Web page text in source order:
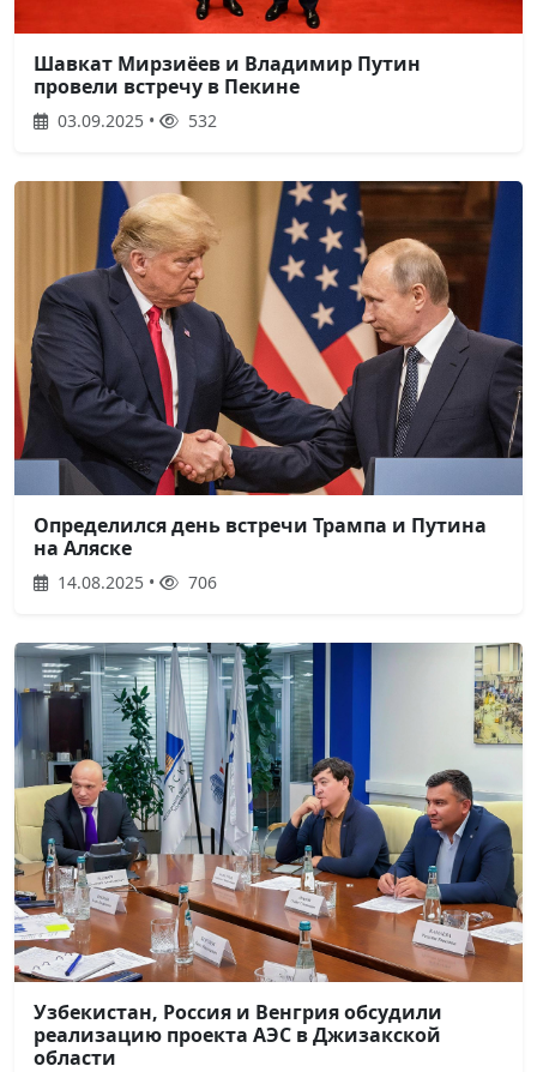
Шавкат Мирзиёев и Владимир Путин
провели встречу в Пекине
03.09.2025 • 532
Определился день встречи Трампа и Путина
на Аляске
14.08.2025 • 706
Узбекистан, Россия и Венгрия обсудили
реализацию проекта АЭС в Джизакской
области